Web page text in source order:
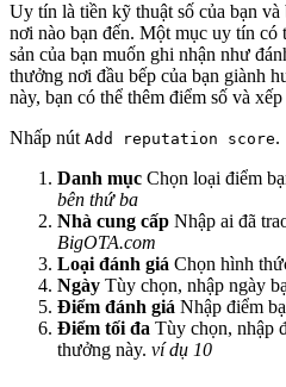
Uy tín là tiền kỹ thuật số của bạn
nơi nào bạn đến. Một mục uy tín có
sản của bạn muốn ghi nhận như
thưởng nơi đầu bếp của bạn giành
này, bạn có thể thêm điểm số và
Nhấp nút Add reputation score.
Danh mục Chọn loại điểm
bên thứ ba
Nhà cung cấp Nhập ai đã
BigOTA.com
Loại đánh giá Chọn hình
Ngày Tùy chọn, nhập ngày
Điểm đánh giá Nhập điểm
Điểm tối đa Tùy chọn, nhập
thưởng này. ví dụ 10